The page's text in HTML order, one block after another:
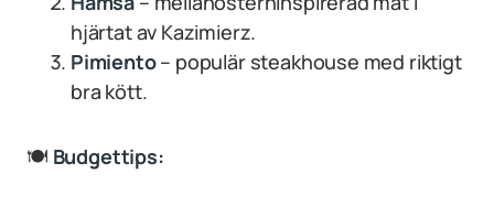
hjärtat av Kazimierz.
Pimiento– populär steakhouse med riktigt
bra kött.
🍽 Budgettips: